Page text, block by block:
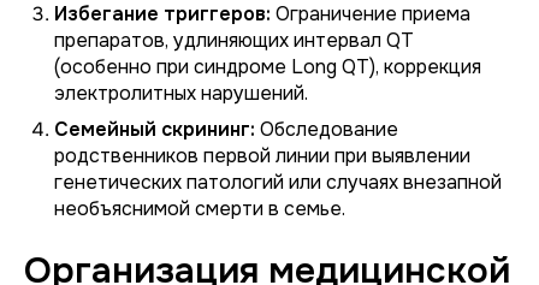
Избегание триггеров: Ограничение приема
препаратов, удлиняющих интервал QT
(особенно при синдроме Long QT), коррекция
электролитных нарушений.
Семейный скрининг: Обследование
родственников первой линии при выявлении
генетических патологий или случаях внезапной
необъяснимой смерти в семье.
Организация медицинской